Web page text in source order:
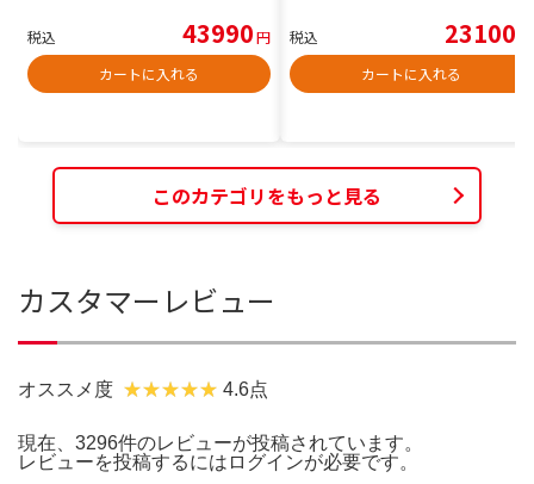
税込 43990円
カートに入れる
税込 23100
カートに入れる
このカテゴリをもっと見る
カスタマーレビュー
オススメ度 4.6点
現在、3296件のレビューが投稿されています。
レビューを投稿するには ログインが必要です。